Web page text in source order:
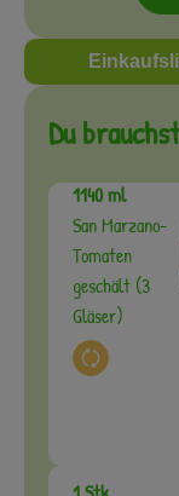
Du
1140 ml
San Marzano-
Tomaten
geschält (3
Gläser)
Auswahl